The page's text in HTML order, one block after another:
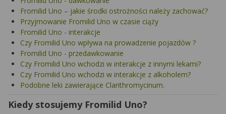
Fromilid Uno – jakie środki ostrożności należy zachować?
Przyjmowanie Fromilid Uno w czasie ciąży
Fromilid Uno - interakcje
Czy Fromilid Uno wpływa na prowadzenie pojazdów ?
Fromilid Uno - przedawkowanie
Czy Fromilid Uno wchodzi w interakcje z innymi lekami?
Czy Fromilid Uno wchodzi w interakcje z alkoholem?
Podobne leki zawierające Clarithromycinum.
Kiedy stosujemy Fromilid Uno?